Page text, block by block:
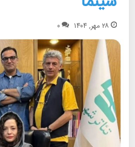
۲۸ مهر, ۱۴۰۴ ۰